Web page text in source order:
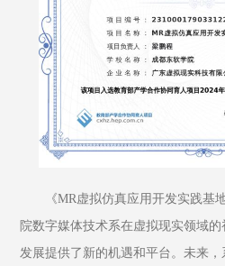
《MR虚拟仿真应用开发实践基
院数字媒体技术系在虚拟现实领域
发展提供了新的机遇和平台。未来